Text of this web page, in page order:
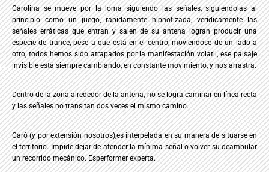
Carolina se mueve por la loma siguiendo las señales, siguiendolas al
principio como un juego, rapidamente hipnotizada, verídicamente las
señales erráticas que entran y salen de su antena logran producir una
especie de trance, pese a que está en el centro, moviendose de un lado a
otro, todos hemos sido atrapados por la manifestación volatil, ese paisaje
invisible está siempre cambiando, en constante movimiento, y nos arrastra.
Dentro de la zona alrededor de la antena, no se logra caminar en línea recta
y las señales no transitan dos veces el mismo camino.
Caró (y por extensión nosotros),es interpelada en su manera de situarse en
el territorio. Impide dejar de atender la mínima señal o volver su deambular
un recorrido mecánico. Esperformer experta.